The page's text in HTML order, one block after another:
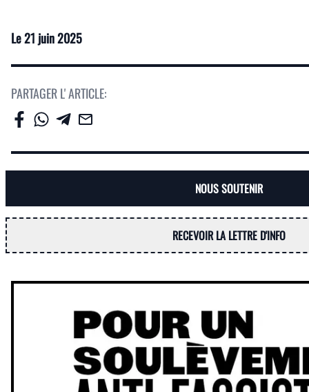
Le21 juin 2025
PARTAGER L' ARTICLE:
NOUS SOUTENIR
RECEVOIR LA LETTRE D'INFO